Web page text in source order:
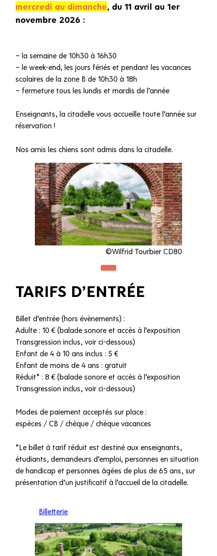
mercredi au dimanche, du 11 avril au 1er
novembre 2026 :
– la semaine de 10h30 à 16h30
– le week-end, les jours fériés et pendant les vacances
scolaires de la zone B de 10h30 à 18h
– fermeture tous les lundis et mardis de l’année
Enseignants, la citadelle vous accueille toute l’année sur
réservation !
Nos amis les chiens sont admis dans la citadelle.
©Wilfrid Tourbier CD80
TARIFS D’ENTRÉE
Billet d’entrée (hors évènements) :
Adulte : 10 € (balade sonore et accès à l’exposition
Transgression inclus, voir ci-dessous)
Enfant de 4 à 10 ans inclus : 5 €
Enfant de moins de 4 ans : gratuit
Réduit* : 8 € (balade sonore et accès à l’exposition
Transgression inclus, voir ci-dessous)
Modes de paiement acceptés sur place :
espèces / CB / chèque / chèque vacances
*Le billet à tarif réduit est destiné aux enseignants,
étudiants, demandeurs d’emploi, personnes en situation
de handicap et personnes âgées de plus de 65 ans, sur
présentation d’un justificatif à l’accueil de la citadelle.
Billetterie